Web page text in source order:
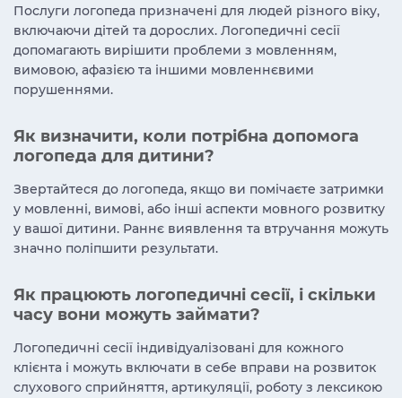
Послуги логопеда призначені для людей різного віку,
включаючи дітей та дорослих. Логопедичні сесії
допомагають вирішити проблеми з мовленням,
вимовою, афазією та іншими мовленнєвими
порушеннями.
Як визначити, коли потрібна допомога
логопеда для дитини?
Звертайтеся до логопеда, якщо ви помічаєте затримки
у мовленні, вимові, або інші аспекти мовного розвитку
у вашої дитини. Раннє виявлення та втручання можуть
значно поліпшити результати.
Як працюють логопедичні сесії, і скільки
часу вони можуть займати?
Логопедичні сесії індивідуалізовані для кожного
клієнта і можуть включати в себе вправи на розвиток
слухового сприйняття, артикуляції, роботу з лексикою